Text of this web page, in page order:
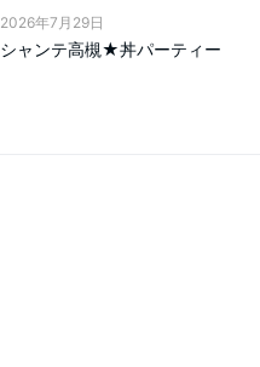
2026年7月29日
シャンテ高槻★丼パーティー